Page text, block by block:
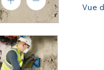
Vue